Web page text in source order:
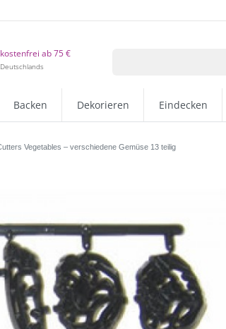
ab 75 €
Backen Dekorieren Eindecken
Vegetables – verschiedene Gemüse 13 teilig